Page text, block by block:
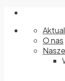
O nas